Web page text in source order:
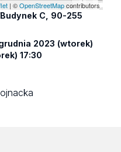
| ©OpenStreetMapcontributors
C, 90-255
2023 (wtorek)
17:30